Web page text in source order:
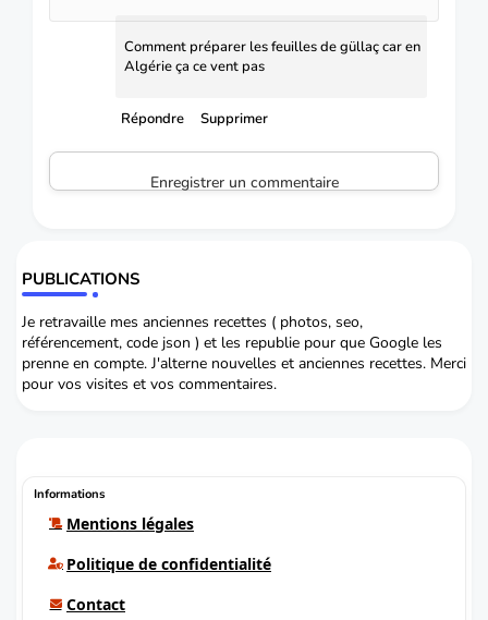
Comment préparer les feuilles de güllaç car en
Algérie ça ce vent pas
Répondre Supprimer
Enregistrer un commentaire
PUBLICATIONS
Je retravaille mes anciennes recettes ( photos, seo,
référencement, code json ) et les republie pour que Google les
prenne en compte. J'alterne nouvelles et anciennes recettes. Merci
pour vos visites et vos commentaires.
Informations
Mentions légales
Politique de confidentialité
Contact